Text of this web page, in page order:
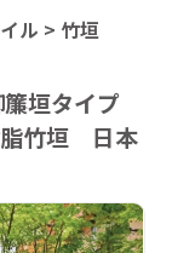
ル > 竹垣
垣タイプ
竹垣 日本